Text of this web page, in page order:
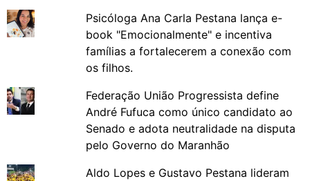
Psicóloga Ana Carla Pestana lança e-
book "Emocionalmente" e incentiva
famílias a fortalecerem a conexão com
os filhos.
Federação União Progressista define
André Fufuca como único candidato ao
Senado e adota neutralidade na disputa
pelo Governo do Maranhão
Aldo Lopes e Gustavo Pestana lideram